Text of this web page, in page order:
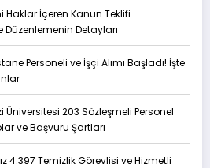
Haklar İçeren Kanun Teklifi
Detayları
Personeli ve İşçi Alımı Başladı! İşte
203 Sözleşmeli Personel
ve Başvuru Şartları
4.397 Temizlik Görevlisi ve Hizmetli